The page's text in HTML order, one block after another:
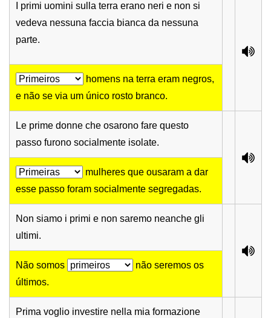
I primi uomini sulla terra erano neri e non si
vedeva nessuna faccia bianca da nessuna
parte.
homens na terra eram negros,
e não se via um único rosto branco.
Le prime donne che osarono fare questo
passo furono socialmente isolate.
mulheres que ousaram a dar
esse passo foram socialmente segregadas.
Non siamo i primi e non saremo neanche gli
ultimi.
Não somos
não seremos os
últimos.
Prima voglio investire nella mia formazione